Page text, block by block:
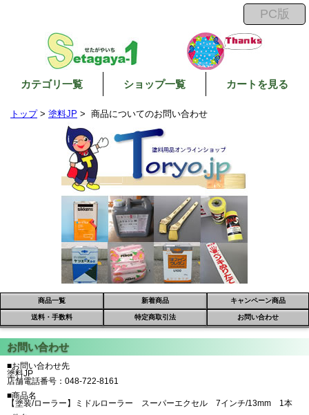
カテゴリ一覧 ショップ一覧 カートを見る
トップ> 塗料JP > 商品についてのお問い合わせ
商品一覧 新着商品 キャンペーン商品
送料・手数料 特定商取引法 お問い合わせ
■お問い合わせ先
塗料JP
店舗電話番号：048-722-8161
■商品名
【塗装/ローラー】ミドルローラー スーパーエクセル 7インチ/13mm 1本